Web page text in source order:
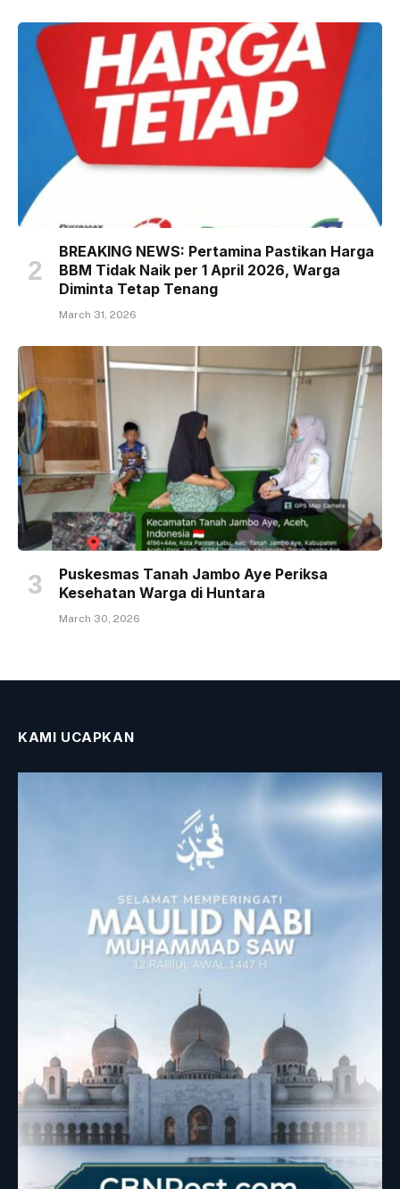
BREAKING NEWS: Pertamina Pastikan Harga
BBM Tidak Naik per 1 April 2026, Warga
Diminta Tetap Tenang
March 31, 2026
Puskesmas Tanah Jambo Aye Periksa
Kesehatan Warga di Huntara
March 30, 2026
KAMI UCAPKAN